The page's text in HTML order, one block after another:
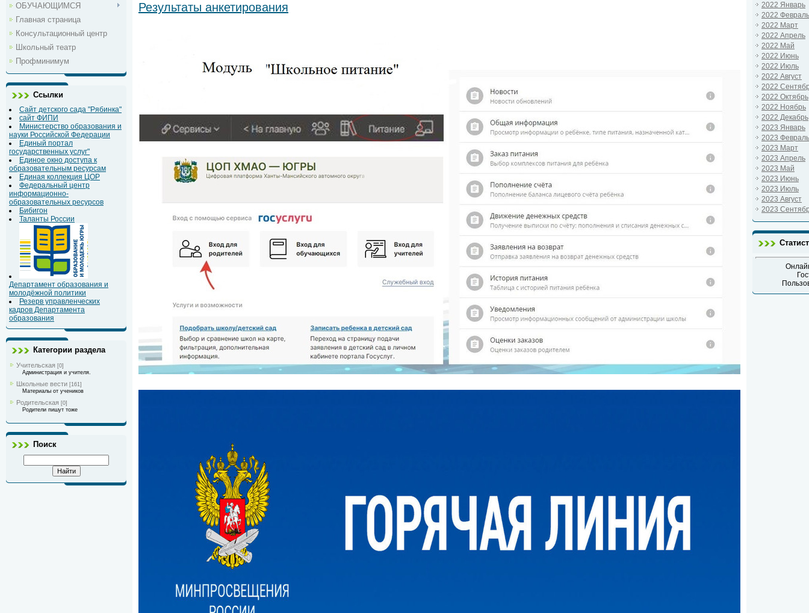
ОБУЧАЮЩИМСЯ
Главная страница
Консультационный центр
Школьный театр
Профминимум
Ссылки
Сайт детского сада "Рябинка"
сайт ФИПИ
Министерство образования и
науки Российской Федерации
Единый портал
государственных услуг"
Единое окно доступа к
образовательным ресурсам
Единая коллекция ЦОР
Федеральный центр
информационно-
образовательных ресурсов
Бибигон
Таланты России
Департамент образования и
молодёжной политики
Резерв управленческих
кадров Департамента
образования
Категории раздела
Учительская [0]
Администрация и учителя.
Школьные вести [161]
Материалы от учеников
Родительская [0]
Родители пишут тоже
Поиск
Результаты анкетирования
2022 Январь
2022 Февраль
2022 Март
2022 Апрель
2022 Май
2022 Июнь
2022 Июль
2022 Август
2022
2022 Октябрь
2022 Ноябрь
2022 Декабрь
2023 Январь
2023 Февраль
2023 Март
2023 Апрель
2023 Май
2023 Июнь
2023 Июль
2023 Август
2023